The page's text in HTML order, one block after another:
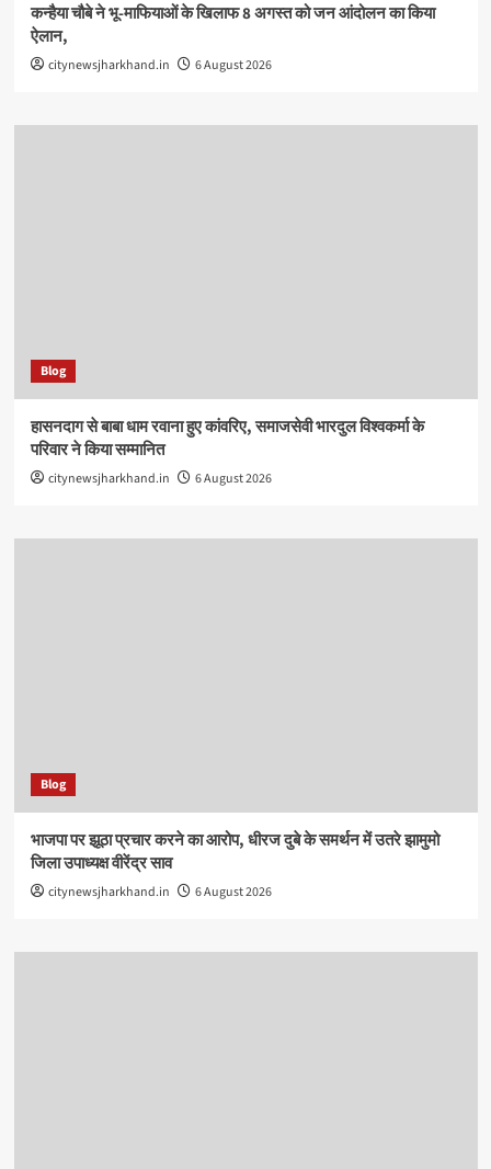
कन्हैया चौबे ने भू-माफियाओं के खिलाफ 8 अगस्त को जन आंदोलन का किया
ऐलान,
citynewsjharkhand.in 6 August 2026
Blog
हासनदाग से बाबा धाम रवाना हुए कांवरिए, समाजसेवी भारदुल विश्वकर्मा के
परिवार ने किया सम्मानित
citynewsjharkhand.in 6 August 2026
Blog
भाजपा पर झूठा प्रचार करने का आरोप, धीरज दुबे के समर्थन में उतरे झामुमो
जिला उपाध्यक्ष वीरेंद्र साव
citynewsjharkhand.in 6 August 2026